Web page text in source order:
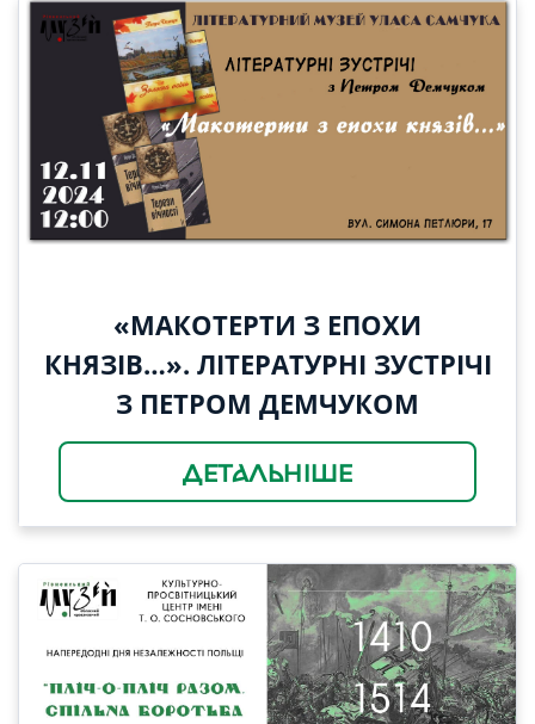
«МАКОТЕРТИ З ЕПОХИ
КНЯЗІВ…». ЛІТЕРАТУРНІ ЗУСТРІЧІ
З ПЕТРОМ ДЕМЧУКОМ
ДЕТАЛЬНІШЕ